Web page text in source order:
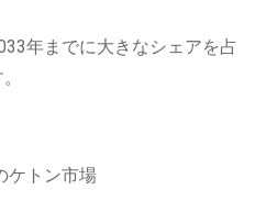
年までに大きなシェアを占